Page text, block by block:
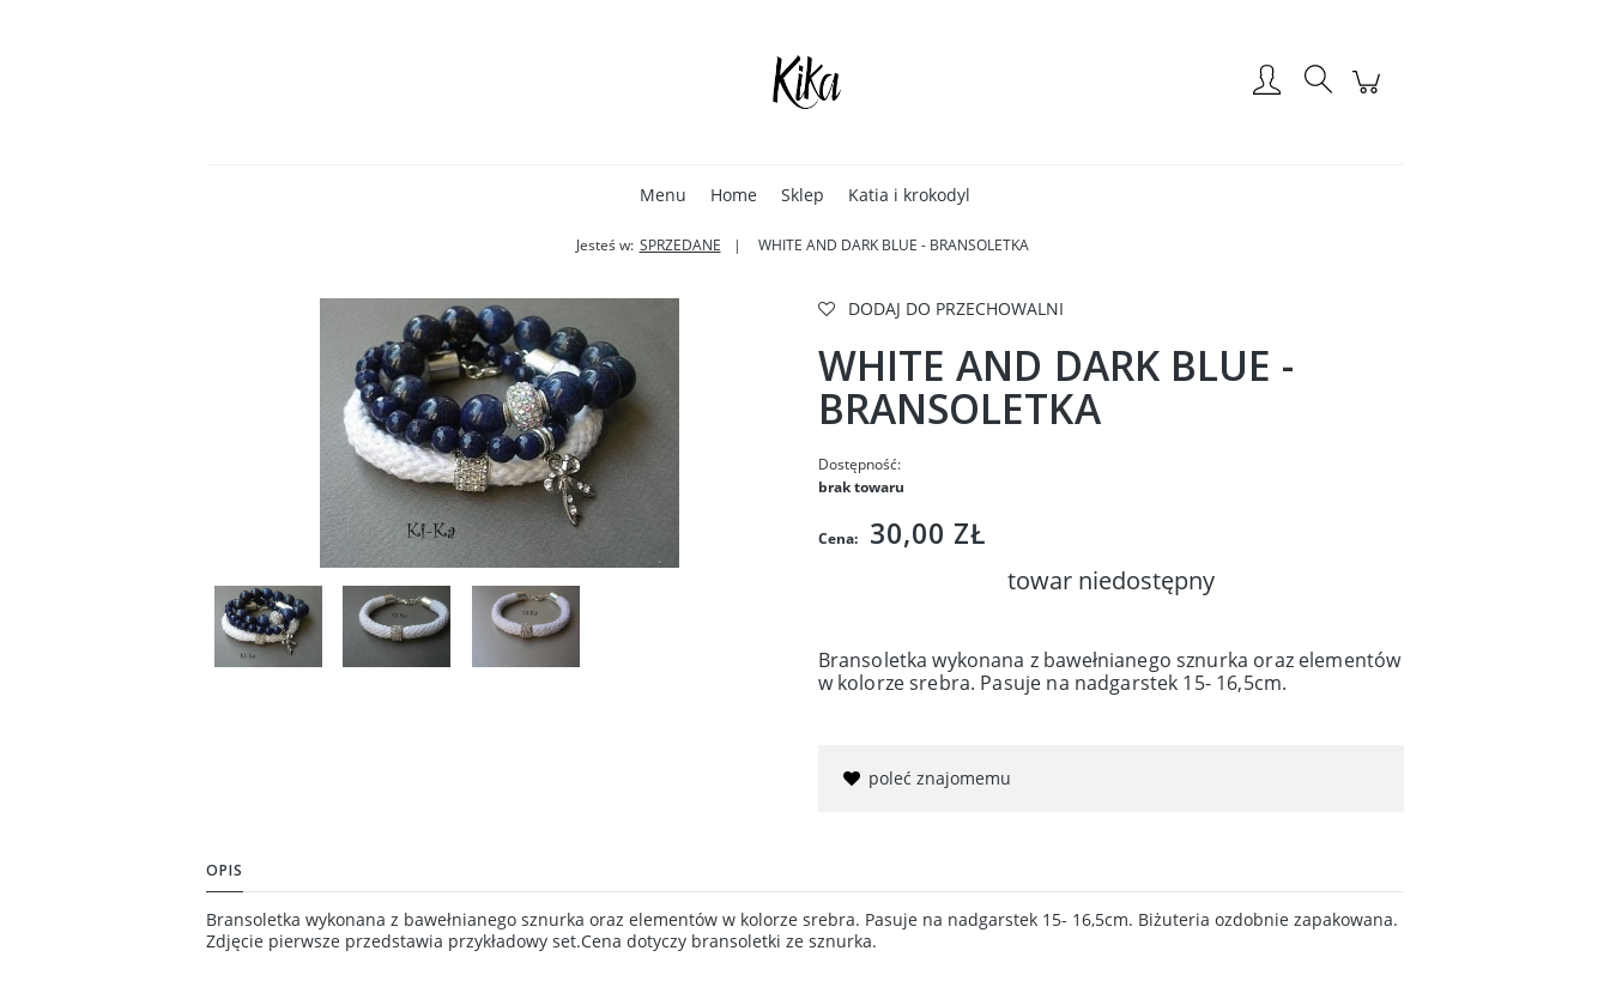
Menu Home Sklep Katia i krokodyl
Jesteś w: SPRZEDANE WHITE AND DARK BLUE - BRANSOLETKA
DODAJ DO PRZECHOWALNI
WHITE AND DARK BLUE -
BRANSOLETKA
Dostępność:
brak towaru
Cena: 30,00 ZŁ
towar niedostępny
Bransoletka wykonana z bawełnianego sznurka oraz elementów
w kolorze srebra. Pasuje na nadgarstek 15- 16,5cm.
poleć znajomemu
OPIS
Bransoletka wykonana z bawełnianego sznurka oraz elementów w kolorze srebra. Pasuje na nadgarstek 15- 16,5cm. Biżuteria ozdobnie zapakowana.
Zdjęcie pierwsze przedstawia przykładowy set.Cena dotyczy bransoletki ze sznurka.